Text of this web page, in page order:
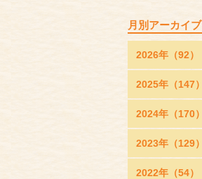
月別アーカイブ
2026年（92）
2025年（147）
2024年（170）
2023年（129）
2022年（54）